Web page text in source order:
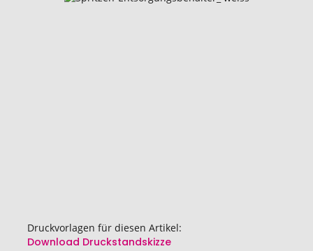
Anfang
Druckvorlagen für diesen Artikel:
Download Druckstandskizze